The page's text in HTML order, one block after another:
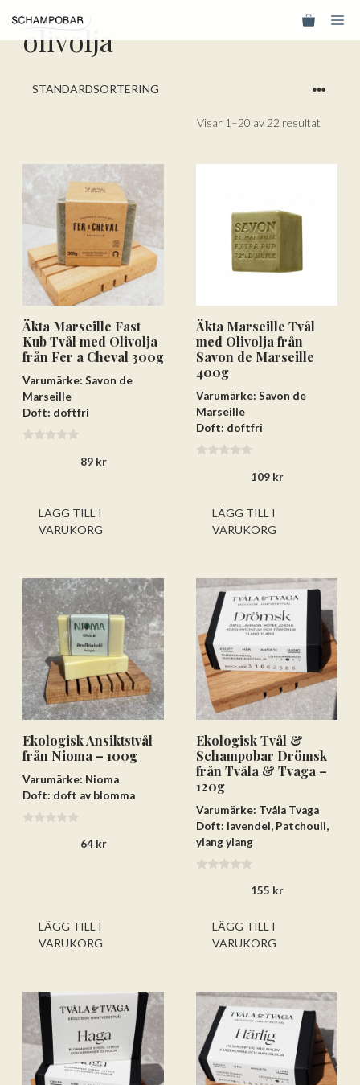
innehållolivolja
Visar 1–20 av 22 resultat
Äkta Marseille Fast
Kub Tvål med Olivolja
från Fer a Cheval 300g
Varumärke: Savon de
Marseille
Doft: doftfri
89 kr
LÄGG TILL I
VARUKORG
Äkta Marseille Tvål
med Olivolja från
Savon de Marseille
400g
Varumärke: Savon de
Marseille
Doft: doftfri
109 kr
LÄGG TILL I
VARUKORG
Ekologisk Ansiktstvål
från Nioma – 100g
Varumärke: Nioma
Doft: doft av blomma
64 kr
LÄGG TILL I
VARUKORG
Ekologisk Tvål &
Schampobar Drömsk
från Tvåla & Tvaga –
120g
Varumärke: Tvåla Tvaga
Doft: lavendel, Patchouli,
ylang ylang
155 kr
LÄGG TILL I
VARUKORG